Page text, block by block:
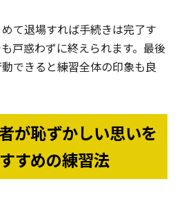
て退場すれば手続きは完了す
戸惑わずに終えられます。最後
できると練習全体の印象も良
が恥ずかしい思いを
すめの練習法